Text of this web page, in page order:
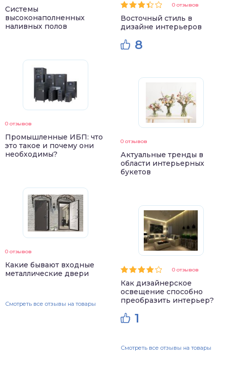
Системы
высоконаполненных
наливных полов
0 отзывов
Промышленные ИБП: что
это такое и почему они
необходимы?
0 отзывов
Какие бывают входные
металлические двери
Смотреть все отзывы на товары
0 отзывов
Восточный стиль в
дизайне интерьеров
8
0 отзывов
Актуальные тренды в
области интерьерных
букетов
0 отзывов
Как дизайнерское
освещение способно
преобразить интерьер?
1
Смотреть все отзывы на товары